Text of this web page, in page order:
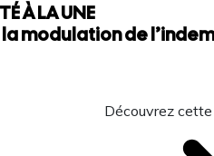
À LA UNE
modulation de
Découvrez